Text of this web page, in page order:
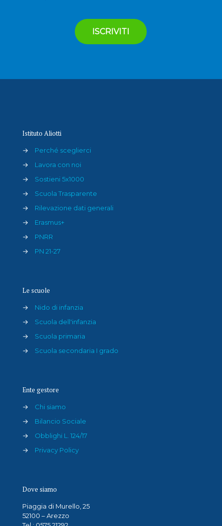
Istituto Aliotti
→
Perché sceglierci
→
Lavora con noi
→
Sostieni 5x1000
→
Scuola Trasparente
→
Rilevazione dati generali
→
Erasmus+
→
PNRR
→
PN 21-27
Le scuole
→
Nido di infanzia
→
Scuola dell'infanzia
→
Scuola primaria
→
Scuola secondaria I grado
Ente gestore
→
Chi siamo
→
Bilancio Sociale
→
Obblighi L. 124/17
→
Privacy Policy
Dove siamo
Piaggia di Murello, 25
52100 – Arezzo